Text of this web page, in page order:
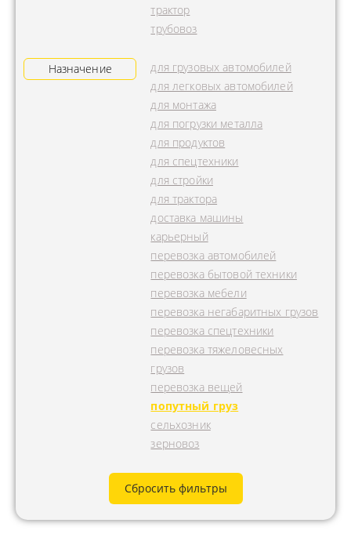
трактор
трубовоз
Назначение
для грузовых автомобилей
для легковых автомобилей
для монтажа
для погрузки металла
для продуктов
для спецтехники
для стройки
для трактора
доставка машины
карьерный
перевозка автомобилей
перевозка бытовой техники
перевозка мебели
перевозка негабаритных грузов
перевозка спецтехники
перевозка тяжеловесных
грузов
перевозка вещей
попутный груз
сельхозник
зерновоз
Сбросить фильтры